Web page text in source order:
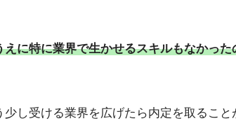
えに特に業界で生かせるスキルもなかっ
少し受ける業界を広げたら内定を取るこ